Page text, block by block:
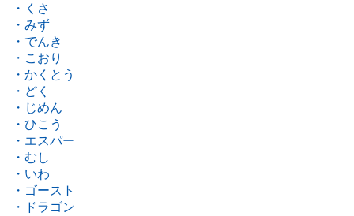
・くさ
・みず
・でんき
・こおり
・かくとう
・どく
・じめん
・ひこう
・エスパー
・むし
・いわ
・ゴースト
・ドラゴン